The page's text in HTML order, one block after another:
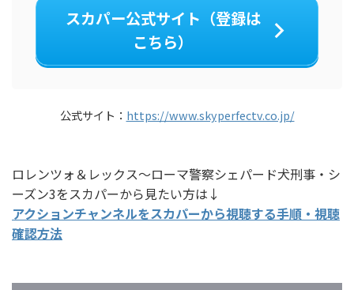
スカパー公式サイト（登録は
こちら）
公式サイト： https://www.skyperfectv.co.jp/
ロレンツォ＆レックス～ローマ警察シェパード犬刑事・シ
ーズン3をスカパーから見たい方は↓
アクションチャンネルをスカパーから視聴する手順・視聴
確認方法